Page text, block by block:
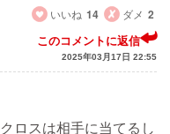
いいね 14 ダメ 2
このコメントに返信
2025年03月17日 22:55
ロスは相手に当てるし